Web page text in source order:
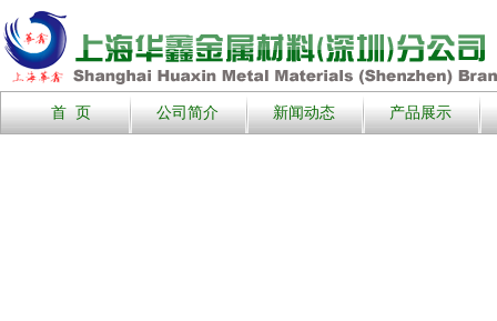
首 页 公司简介 新闻动态 产品展示